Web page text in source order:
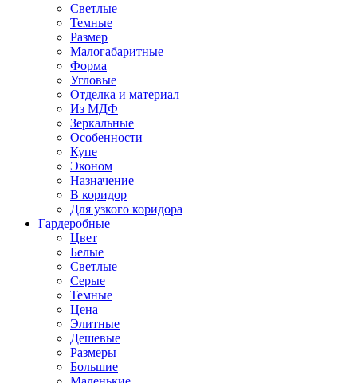
Светлые
Темные
Размер
Малогабаритные
Форма
Угловые
Отделка и материал
Из МДФ
Зеркальные
Особенности
Купе
Эконом
Назначение
В коридор
Для узкого коридора
Гардеробные
Цвет
Белые
Светлые
Серые
Темные
Цена
Элитные
Дешевые
Размеры
Большие